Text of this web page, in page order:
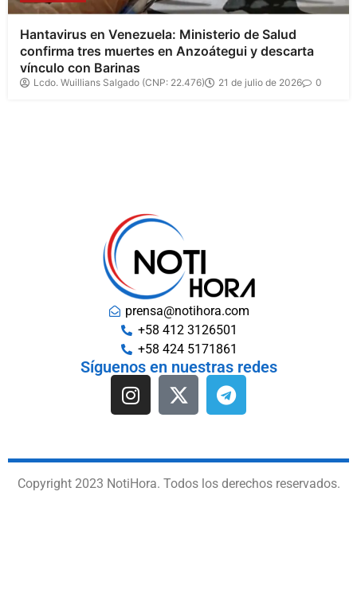
Hantavirus en Venezuela: Ministerio de Salud
confirma tres muertes en Anzoátegui y descarta
vínculo con Barinas
Lcdo. Wuillians Salgado (CNP: 22.476) 21 de julio de 2026 0
prensa@notihora.com
+58 412 3126501
+58 424 5171861
Síguenos en nuestras redes
Copyright 2023 NotiHora. Todos los derechos reservados.